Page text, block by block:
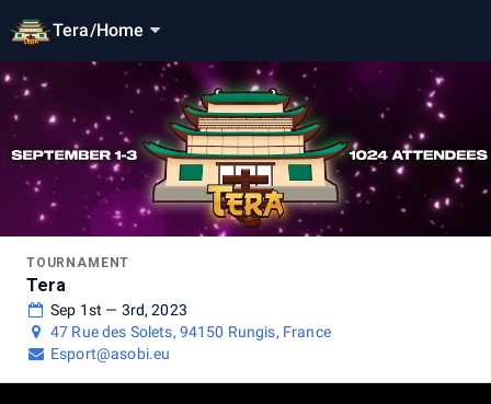
Tera/Home
TOURNAMENT
Tera
Sep 1st — 3rd, 2023
47 Rue des Solets, 94150 Rungis, France
Esport@asobi.eu